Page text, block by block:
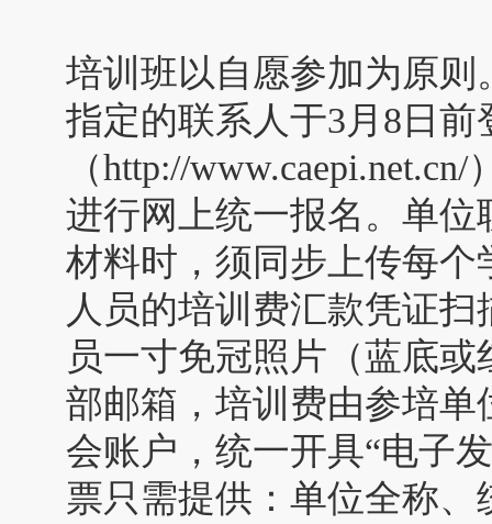
培训班以自愿参加为原
指定的联系人于3月8日
（http://
进行网上统一报名。单
材料时，须同步上传每
人员的培训费汇款凭证
员一寸免冠照片（蓝底
部邮箱，培训费由参培
会账户，统一开具“电子
票只需提供：单位全称